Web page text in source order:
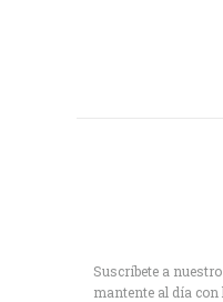
Suscríbete a
mantente al día con